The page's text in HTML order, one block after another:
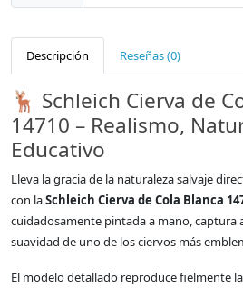
Descripción Reseñas (0)
🦌 Schleich Cierva de
14710 – Realismo,
Educativo
Lleva la gracia de la naturaleza salvaje
con laSchleich Cierva de Cola Blanca
cuidadosamente pintada a mano, captura
suavidad de uno de los ciervos más
El modelo detallado reproduce fielmente